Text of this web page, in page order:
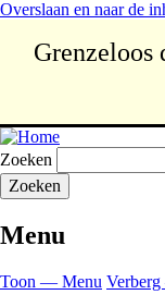
Overslaan en naar de
Grenzeloos
Zoeken
Menu
Toon — Menu